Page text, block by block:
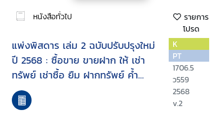
หนังสือทั่วไป
รายการ
โปรด
แพ่งพิสดาร เล่ม 2 ฉบับปรับปรุงใหม่
ปี 2568 : ซื้อขาย ขายฝาก ให้ เช่า
ทรัพย์ เช่าซื้อ ยืม ฝากทรัพย์ ค้ำ
ประกัน (แก้ไขล่าสุด) จำนอง (แก้ไข
ล่าสุด) ตัวแทน
K
PT
1706.5
ว559
2568
v.2